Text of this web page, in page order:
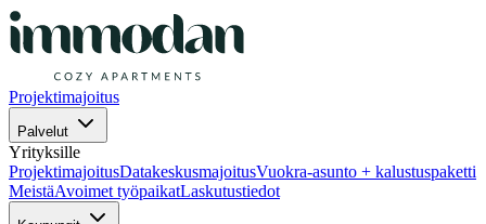
Projektimajoitus
Palvelut
Yrityksille
ProjektimajoitusDatakeskusmajoitusVuokra-asunto + kalustuspaketti
MeistäAvoimet työpaikatLaskutustiedot